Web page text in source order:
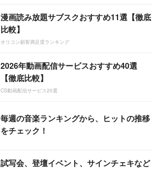
漫画読み放題サブスクおすすめ11選【徹底
比較】
オリコン顧客満足度ランキング
2026年動画配信サービスおすすめ40選
【徹底比較】
CS動画配信サービス20選
毎週の音楽ランキングから、ヒットの推移
をチェック！
試写会、登壇イベント、サインチェキなど